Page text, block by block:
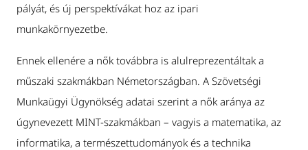
pályát, és új perspektívákat hoz az ipari
munkakörnyezetbe.
Ennek ellenére a nők továbbra is alulreprezentáltak a
műszaki szakmákban Németországban. A Szövetségi
Munkaügyi Ügynökség adatai szerint a nők aránya az
úgynevezett MINT-szakmákban – vagyis a matematika, az
informatika, a természettudományok és a technika